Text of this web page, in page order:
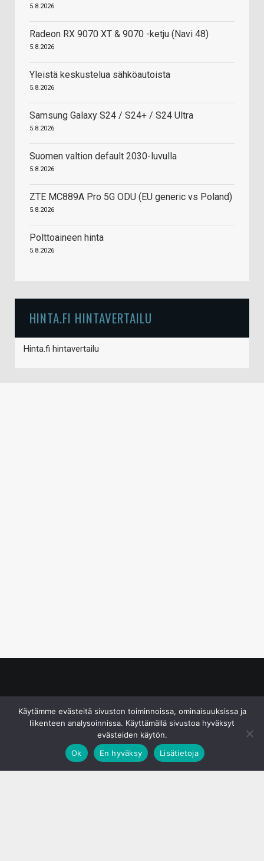
5.8.2026
Radeon RX 9070 XT & 9070 -ketju (Navi 48)
5.8.2026
Yleistä keskustelua sähköautoista
5.8.2026
Samsung Galaxy S24 / S24+ / S24 Ultra
5.8.2026
Suomen valtion default 2030-luvulla
5.8.2026
ZTE MC889A Pro 5G ODU (EU generic vs Poland)
5.8.2026
Polttoaineen hinta
5.8.2026
HINTA.FI HINTAVERTAILU
Hinta.fi hintavertailu
Käytämme evästeitä sivuston toiminnoissa, ominaisuuksissa ja
liikenteen analysoinnissa. Käyttämällä sivustoa hyväksyt
evästeiden käytön.
Ok
En hyväksy Lisätietoja